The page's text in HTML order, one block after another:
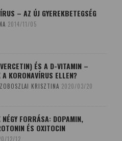
– AZ ÚJ GYEREKBETEGSÉG
2014/11/05
ÉS A D-VITAMIN –
A KORONAVÍRUS ELLEN?
KRISZTINA 2020/03/20
NÉGY FORRÁSA: DOPAMIN,
ÉS OXITOCIN
12/12